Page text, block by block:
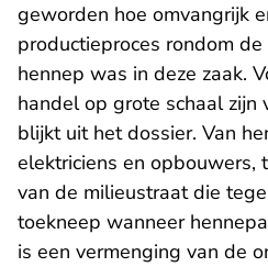
geworden hoe omvangrijk
productieproces rondom
hennep was in deze zaak.
handel op grote schaal zijn
blijkt uit het dossier. Van
elektriciens en opbouwers,
van de milieustraat die
toekneep wanneer
is een vermenging van de